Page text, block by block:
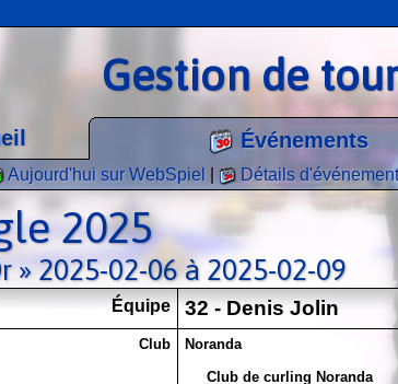
Gestion de
Événements
Aujourd'hui sur WebSpiel Détails d'événement
2025
» 2025-02-06 à 2025-02-09
Équipe 32 - Denis Jolin
Club
Noranda
Club de curling Noranda